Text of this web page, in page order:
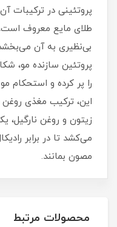
پروتئینی در ترکیبات
طلای مایع معروف
بی‌نظیری به آن
پروتئین سازنده مو،
را پر کرده و استحکام
این، ترکیب مغذی روغن
زیتون و روغن نارگیل،
می‌کشد تا در برابر
مصون بمانند.
محصولات مرتبط